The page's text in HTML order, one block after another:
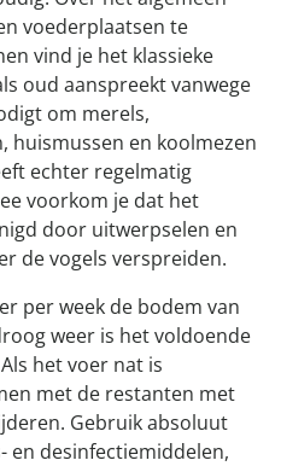
voederplaatsen te
vind je het klassieke
oud aanspreekt vanwege
om merels,
huismussen en koolmezen
echter regelmatig
voorkom je dat het
door uitwerpselen en
de vogels verspreiden.
per week de bodem van
weer is het voldoende
het voer nat is
met de restanten met
Gebruik absoluut
en desinfectiemiddelen,